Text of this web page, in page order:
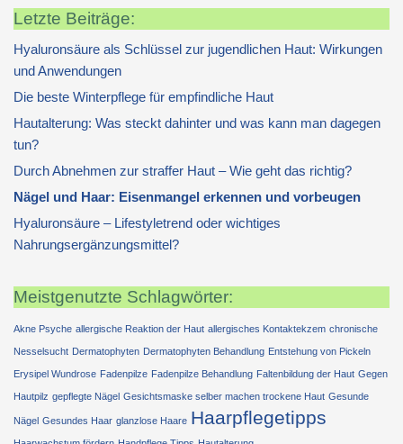
Letzte Beiträge:
Hyaluronsäure als Schlüssel zur jugendlichen Haut: Wirkungen
und Anwendungen
Die beste Winterpflege für empfindliche Haut
Hautalterung: Was steckt dahinter und was kann man dagegen
tun?
Durch Abnehmen zur straffer Haut – Wie geht das richtig?
Nägel und Haar: Eisenmangel erkennen und vorbeugen
Hyaluronsäure – Lifestyletrend oder wichtiges
Nahrungsergänzungsmittel?
Meistgenutzte Schlagwörter:
Akne Psyche allergische Reaktion der Haut allergisches Kontaktekzem chronische
Nesselsucht Dermatophyten Dermatophyten Behandlung Entstehung von Pickeln
Erysipel Wundrose Fadenpilze Fadenpilze Behandlung Faltenbildung der Haut Gegen
Hautpilz gepflegte Nägel Gesichtsmaske selber machen trockene Haut Gesunde
Nägel Gesundes Haar glanzlose Haare Haarpflegetipps